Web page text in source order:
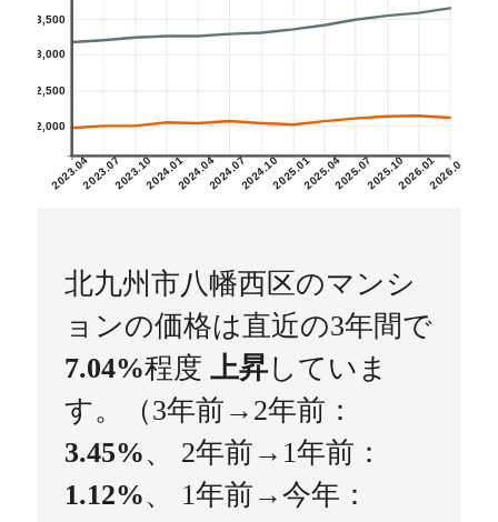
2023.042023.072023.102024.012024.042024.072024.102025.012025.042025.072025.102026.012026.04
2,000
2,500
3,000
3,500
北九州市八幡西区のマンシ
ョンの価格は直近の3年間で
7.04%程度 上昇していま
す。（3年前→2年前：
3.45%、 2年前→1年前：
1.12%、 1年前→今年：